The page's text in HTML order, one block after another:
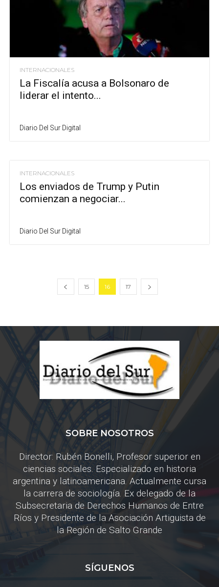
INTERNACIONALES
La Fiscalía acusa a Bolsonaro de
liderar el intento...
Diario Del Sur Digital
INTERNACIONALES
Los enviados de Trump y Putin
comienzan a negociar...
Diario Del Sur Digital
15 16 17
SOBRE NOSOTROS
Director: Rubén Bonelli, Profesor superior en
ciencias sociales. Especializado en historia
argentina y latinoamericana. Actualmente cursa
la carrera de sociología. Ex delegado de la
Subsecretaria de Derechos Humanos de Entre
Ríos y Presidente de la Asociación Artiguista de
la Región de Salto Grande
SÍGUENOS